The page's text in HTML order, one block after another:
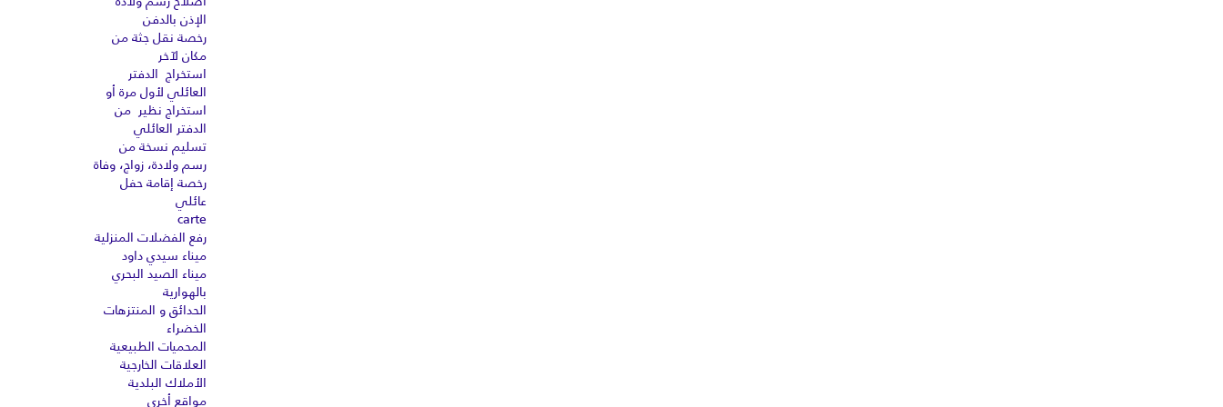
الإذن بالدفن
رخصة نقل جثة من
مكان لآخر
استخراج الدفتر
العائلي لأول مرة أو
استخراج نظير من
الدفتر العائلي
تسليم نسخة من
رسم ولادة، زواج، وفاة
رخصة إقامة حفل
عائلي
carte
رفع الفضلات المنزلية
ميناء سيدي داود
ميناء الصيد البحري
بالهوارية
الحدائق و المنتزهات
الخضراء
المحميات الطبيعية
العلاقات الخارجية
الأملاك البلدية
مواقع أخرى